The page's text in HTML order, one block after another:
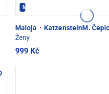
Maloja - PEC POD SNĚŽKOU
Maloja · KatzensteinM.
Ženy
999 Kč